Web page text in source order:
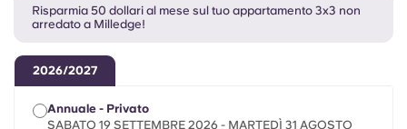
Risparmia 50 dollari al mese sul tuo appartamento 3x3 non
arredato a Milledge!
2026/2027
Annuale - Privato
SABATO 19 SETTEMBRE 2026 - MARTEDÌ 31 AGOSTO